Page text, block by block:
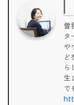
曽
タ
や
ど
ら
生
で